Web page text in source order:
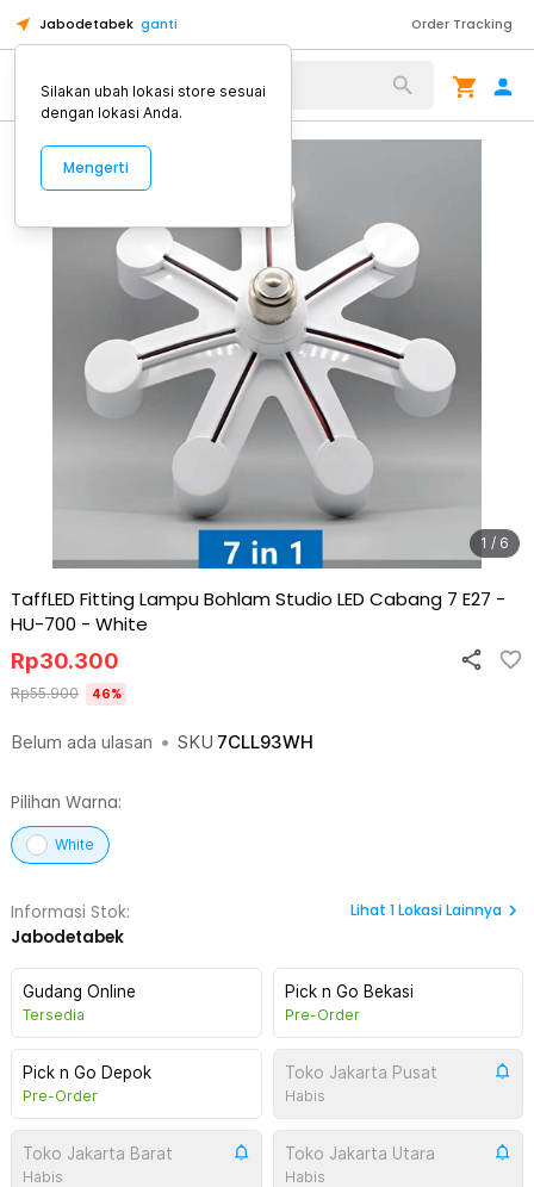
Jabodetabek ganti Order Tracking
Alat Kopi
1 / 6
TaffLED Fitting Lampu Bohlam Studio LED Cabang 7 E27 -
HU-700 - White
Belum ada ulasan • SKU 7CLL93WH
Rp30.300
Rp55.900 46%
Pilihan Warna:
White
Informasi Stok:
Jabodetabek
Lihat 1Lokasi Lainnya
Gudang Online
Tersedia
Pick n Go Bekasi
Pre-Order
Pick n Go Depok
Pre-Order
Toko Jakarta Pusat
Habis
Toko Jakarta Barat
Habis
Toko Jakarta Utara
Habis
Silakan ubah lokasi store sesuai
dengan lokasi Anda.
Mengerti